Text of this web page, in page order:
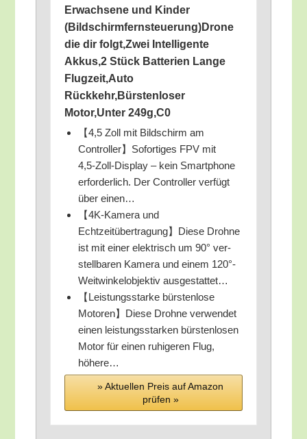
Erwach­se­ne und Kin­der
(Bildschirmfernsteuerung)Drone
die dir folgt,Zwei Intel­li­gen­te
Akkus,2 Stück Bat­te­rien Lan­ge
Flugzeit,Auto
Rückkehr,Bürstenloser
Motor,Unter 249g,C0
【4,5 Zoll mit Bild­schirm am
Controller】Sofortiges FPV mit
4,5‑Zoll-Display – kein Smart­phone
erfor­der­lich. Der Con­trol­ler ver­fügt
über einen…
【4K-Kame­ra und
Echtzeitübertragung】Diese Droh­ne
ist mit einer elek­trisch um 90° ver­
stell­ba­ren Kame­ra und einem 120°-
Weitwinkelobjektiv ausgestattet…
【Leis­tungs­star­ke bürs­ten­lo­se
Motoren】Diese Droh­ne ver­wen­det
einen leis­tungs­star­ken bürs­ten­lo­sen
Motor für einen ruhi­ge­ren Flug,
höhere…
» Aktu­el­len Preis auf Ama­zon
prü­fen »